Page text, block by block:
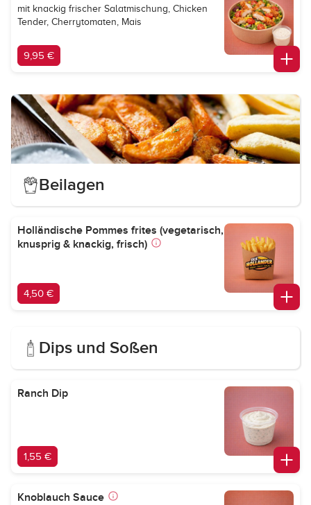
mit knackig frischer Salatmischung, Chicken
Tender, Cherrytomaten, Mais
9,95 €
Beilagen
Holländische Pommes frites (vegetarisch,
knusprig & knackig, frisch)
4,50 €
Dips und Soßen
Ranch Dip
1,55 €
Knoblauch Sauce